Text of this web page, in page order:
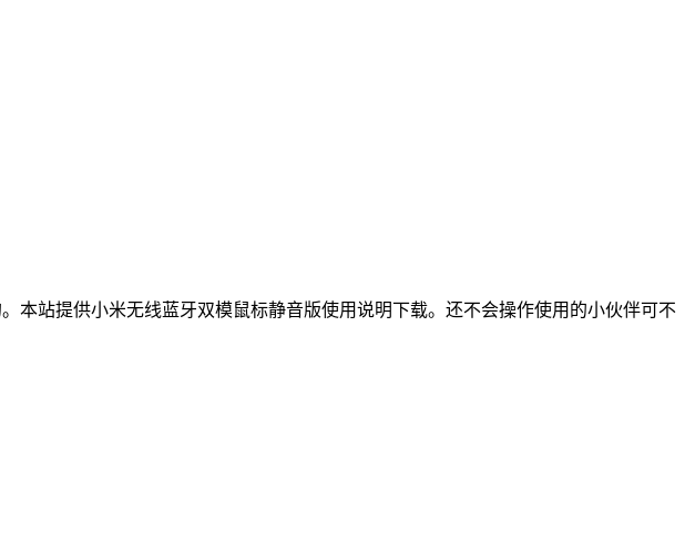
本站提供小米无线蓝牙双模鼠标静音版使用说明下载。还不会操作使用的小伙伴可不